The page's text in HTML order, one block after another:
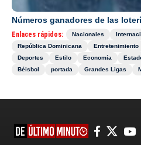
Números ganadores de las
Enlaces rápidos: Nacionales
República Dominicana
Entretenimiento
Deportes
Estilo Economía
Béisbol
portada Grandes Ligas